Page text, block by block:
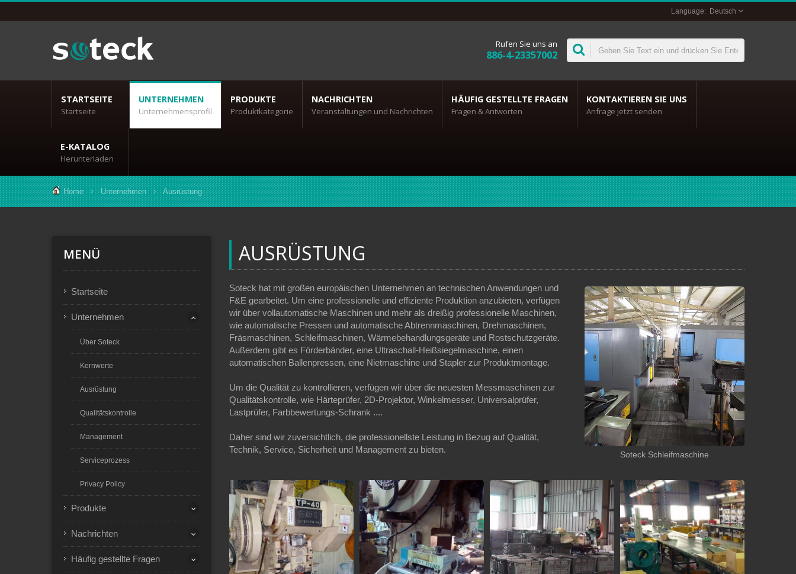
Deutsch
Rufen Sie uns an
886-4-23357002
STARTSEITE
Startseite
UNTERNEHMEN
Unternehmensprofil
PRODUKTE
Produktkategorie
NACHRICHTEN
Veranstaltungen und Nachrichten
HÄUFIG GESTELLTE FRAGEN
Fragen & Antworten
KONTAKTIEREN SIE UNS
Anfrage jetzt senden
E-KATALOG
Herunterladen
Home Unternehmen Ausrüstung
MENÜ
Startseite
Unternehmen
Über Soteck
Kernwerte
Ausrüstung
Qualitätskontrolle
Management
Serviceprozess
Privacy Policy
Produkte
Nachrichten
Häufig gestellte Fragen
AUSRÜSTUNG
Soteck Schleifmaschine
Soteck hat mit großen europäischen Unternehmen an technischen Anwendungen und
F&E gearbeitet. Um eine professionelle und effiziente Produktion anzubieten, verfügen
wir über vollautomatische Maschinen und mehr als dreißig professionelle Maschinen,
wie automatische Pressen und automatische Abtrennmaschinen, Drehmaschinen,
Fräsmaschinen, Schleifmaschinen, Wärmebehandlungsgeräte und Rostschutzgeräte.
Außerdem gibt es Förderbänder, eine Ultraschall-Heißsiegelmaschine, einen
automatischen Ballenpressen, eine Nietmaschine und Stapler zur Produktmontage.
Um die Qualität zu kontrollieren, verfügen wir über die neuesten Messmaschinen zur
Qualitätskontrolle, wie Härteprüfer, 2D-Projektor, Winkelmesser, Universalprüfer,
Lastprüfer, Farbbewertungs-Schrank ....
Daher sind wir zuversichtlich, die professionellste Leistung in Bezug auf Qualität,
Technik, Service, Sicherheit und Management zu bieten.